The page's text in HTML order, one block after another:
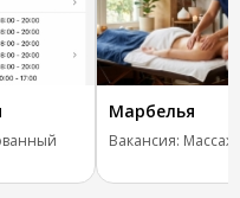
Марбелья
Вакансия: